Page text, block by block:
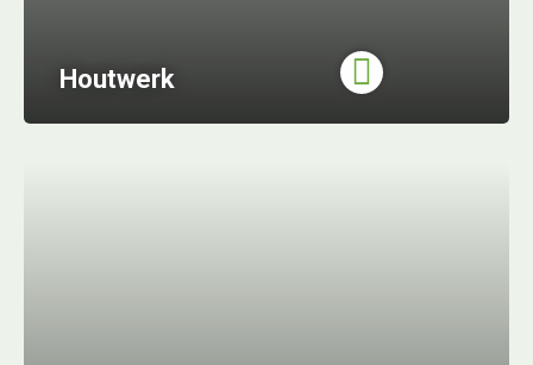
Houtwerk